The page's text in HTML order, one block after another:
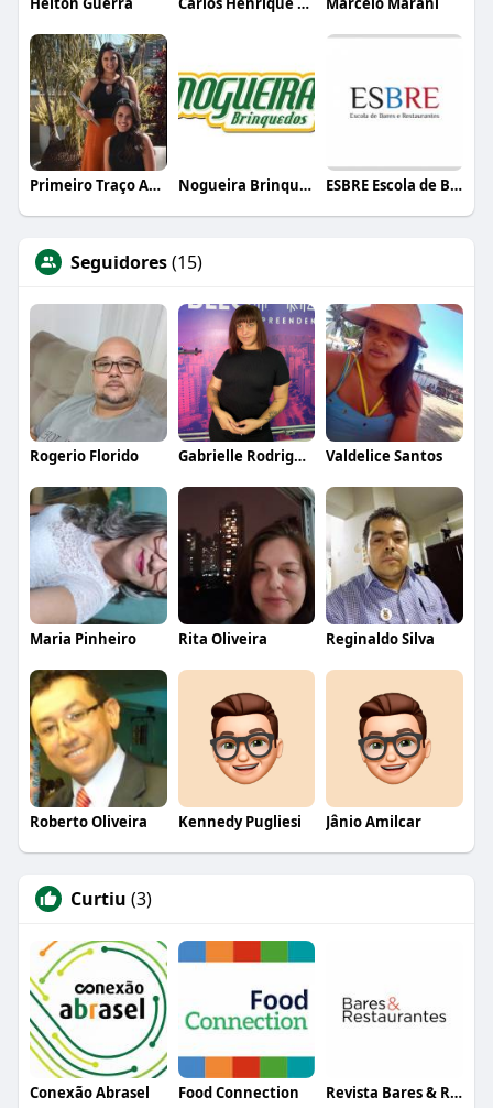
Primeiro Traço Arquitetura Nogueira Brinquedos ESBRE Escola de Bares e Restaurantes
Seguidores(15)
Rogerio Florido Gabrielle Rodrigues Valdelice Santos
Maria Pinheiro Rita Oliveira Reginaldo Silva
Roberto Oliveira Kennedy Pugliesi Jânio Amilcar
Curtiu (3)
Conexão Abrasel Food Connection Revista Bares & Restaurantes